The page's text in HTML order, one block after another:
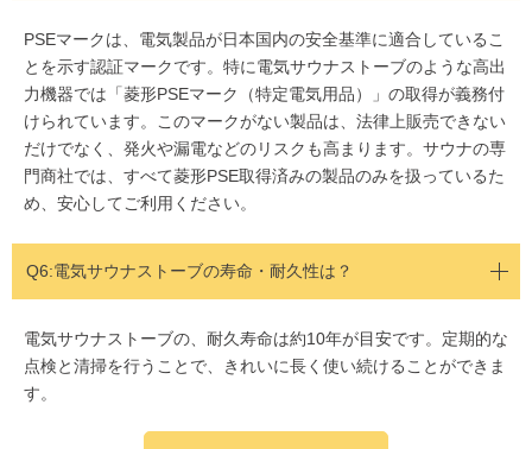
PSEマークは、電気製品が日本国内の安全基準に適合しているこ
とを示す認証マークです。特に電気サウナストーブのような高出
力機器では「菱形PSEマーク（特定電気用品）」の取得が義務付
けられています。このマークがない製品は、法律上販売できない
だけでなく、発火や漏電などのリスクも高まります。サウナの専
門商社では、すべて菱形PSE取得済みの製品のみを扱っているた
め、安心してご利用ください。
Q6:電気サウナストーブの寿命・耐久性は？
電気サウナストーブの、耐久寿命は約10年が目安です。定期的な
点検と清掃を行うことで、きれいに長く使い続けることができま
す。